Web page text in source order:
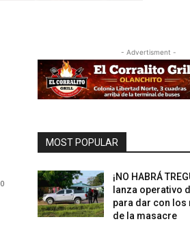
0
- Advertisment -
MOST POPULAR
¡NO HABRÁ
lanza operativo
para dar con los
de la masacre